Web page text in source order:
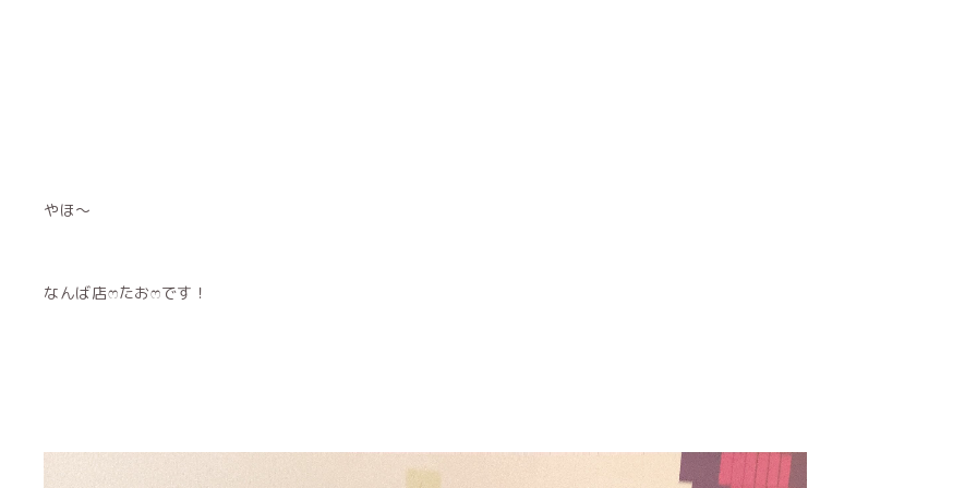
やほ〜
なんば店ෆ‪たおෆ‪です！